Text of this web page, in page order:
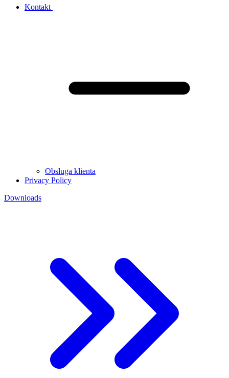
Kontakt
Obsługa klienta
Privacy Policy
Downloads